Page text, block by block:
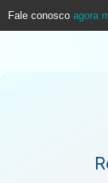
Fale conosco agora